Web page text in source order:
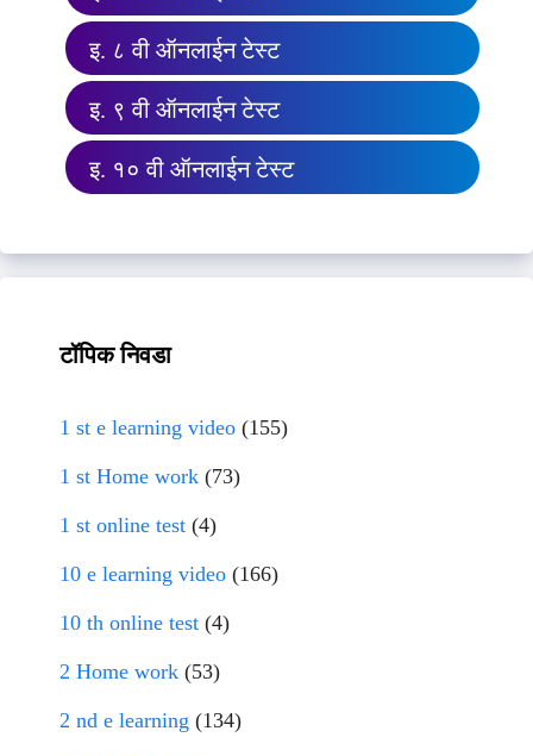
इ. ८ वी ऑनलाईन टेस्ट
इ. ९ वी ऑनलाईन टेस्ट
इ. १० वी ऑनलाईन टेस्ट
टॉपिक निवडा
1 st e learning video (155)
1 st Home work (73)
1 st online test (4)
10 e learning video (166)
10 th online test (4)
2 Home work (53)
2 nd e learning (134)